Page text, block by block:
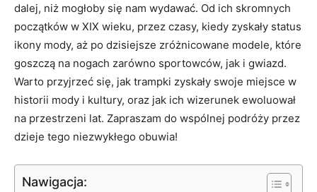
dalej, niż‍ mogłoby się ​nam⁤ wydawać. Od‍ ich skromnych
początków ⁤w ⁢XIX​ wieku, przez czasy, kiedy zyskały status⁤
ikony mody, aż po dzisiejsze zróżnicowane modele, które
goszczą na​ nogach​ zarówno sportowców, jak i gwiazd.⁣
Warto⁢ przyjrzeć się, jak⁢ trampki ⁢zyskały⁣ swoje miejsce w
historii‍ mody i kultury, oraz ⁢jak ich wizerunek ⁣ewoluował ​
na przestrzeni lat. Zapraszam do wspólnej podróży przez
dzieje ⁤tego niezwykłego ⁢obuwia!
Nawigacja: